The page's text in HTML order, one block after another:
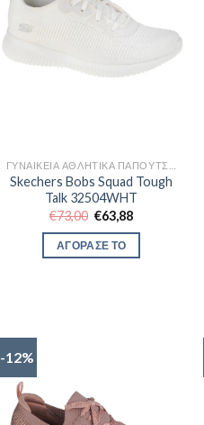
Skechers Bobs Squad Tough
Talk 32504WHT
€73,00 Original
price
was:
€73,00.
€63,88Η
ΑΓΟΡΑΣΕ ΤΟ
-12%